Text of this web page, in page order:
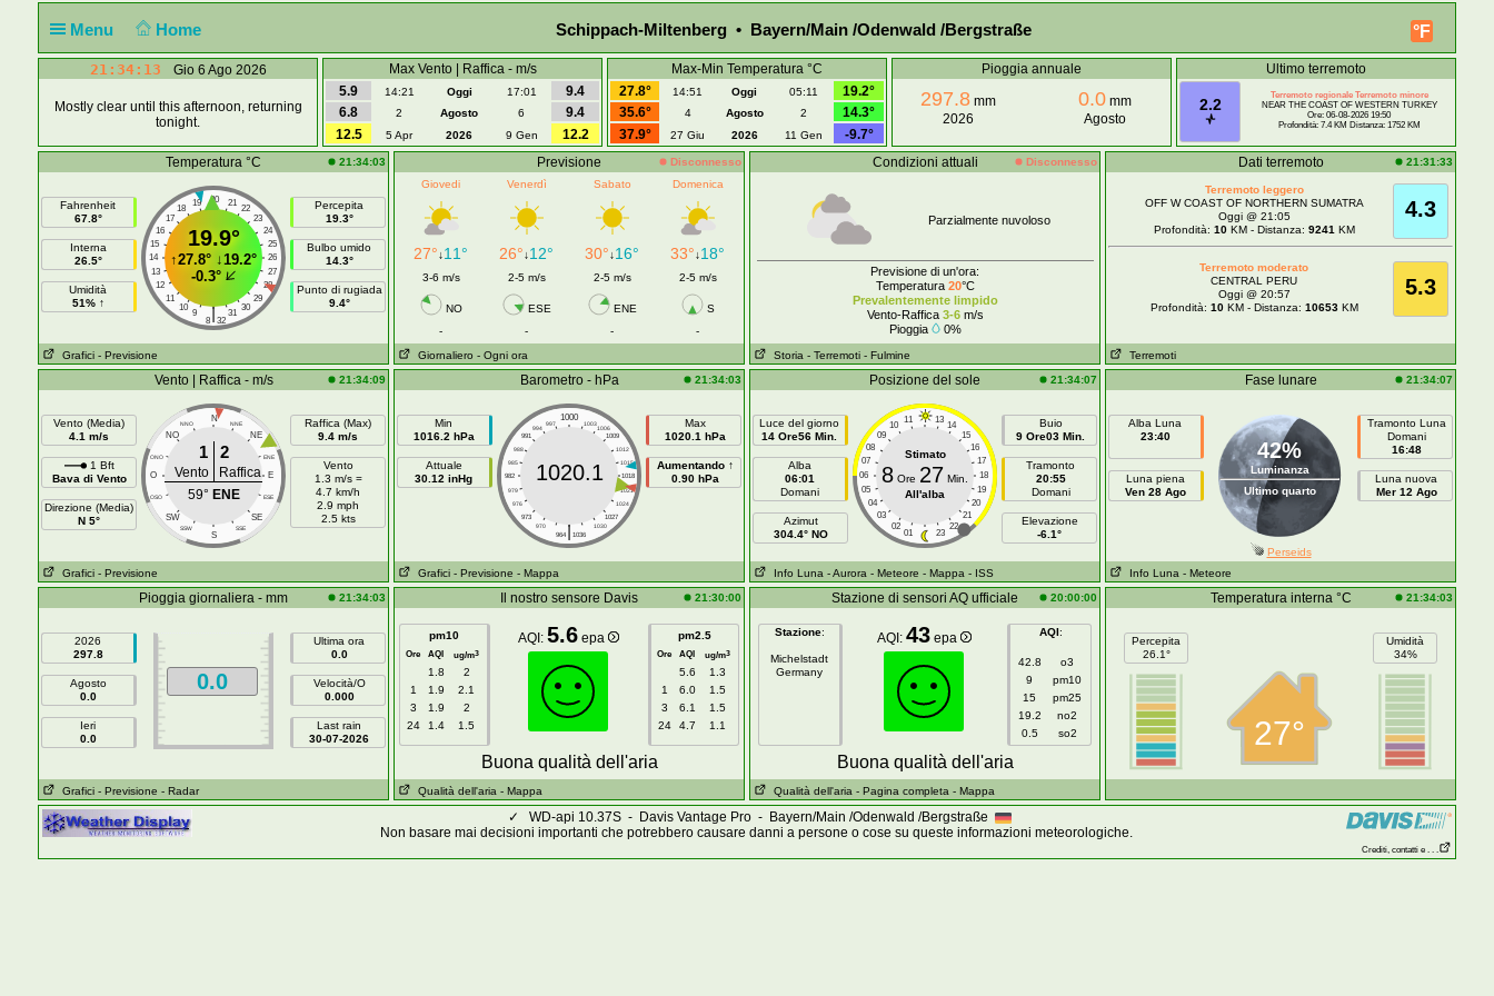
Menu Home °F
Schippach-Miltenberg • Bayern/Main /Odenwald /Bergstraße
21:34:13 Gio 6 Ago 2026
Mostly clear until this afternoon, returning
tonight.
Max Vento | Raffica - m/s
5.9
14:21 Oggi 17:01
9.4
6.8
2 Agosto 6
9.4
12.5
5 Apr 2026 9 Gen 12.2
Max-Min Temperatura °C
27.8°
14:51 Oggi 05:11
19.2°
35.6°
4 Agosto 2
14.3°
37.9°
27 Giu 2026 11 Gen -9.7°
Pioggia annuale
297.8 mm
2026
0.0 mm
Agosto
Ultimo terremoto
2.2
Terremoto regionale Terremoto minore
NEAR THE COAST OF WESTERN TURKEY
Ore: 06-08-2026 19:50
Profondità: 7.4 KM Distanza: 1752 KM
Temperatura °C 21:34:03
Fahrenheit
67.8°
Interna
26.5°
Umidità
51% ↑
20
19 21
18
22
17
23
16
24
15
25
14
26
13
27
12
28
11
29
10
30
9 31
|
8 32
19.9°
↑27.8° ↓19.2°
-0.3°
Percepita
19.3°
Bulbo umido
14.3°
Punto di rugiada
9.4°
Grafici - Previsione
Previsione
Disconnesso
Giovedi
Venerdì Sabato Domenica
27°↓11° 26°↓12° 30°↓16° 33°↓18°
3-6 m/s 2-5 m/s 2-5 m/s 2-5 m/s
NO ESE ENE
S
-
- -
-
Giornaliero - Ogni ora
Condizioni attuali Disconnesso
Parzialmente nuvoloso
Previsione di un'ora:
Temperatura 20°C
Prevalentemente limpido
Vento-Raffica 3-6m/s
Pioggia
0%
Storia - Terremoti - Fulmine
Dati terremoto 21:31:33
4.3
Terremoto leggero
OFF W COAST OF NORTHERN SUMATRA
Oggi @ 21:05
Profondità: 10KM - Distanza: 9241 KM
5.3
Terremoto moderato
CENTRAL PERU
Oggi @ 20:57
Profondità: 10KM - Distanza: 10653KM
Terremoti
Vento | Raffica - m/s 21:34:09
Vento (Media)
4.1 m/s
1 Bft
Bava di Vento
Direzione (Media)
N 5°
N
NNO NNE
NO NE
ONO ENE
O E
OSO ESE
SW SE
SSW SSE
S
1 2
Vento
Raffica
59° ENE
Raffica (Max)
9.4 m/s
Vento
1.3 m/s =
4.7 km/h
2.9 mph
2.5 kts
Grafici - Previsione
Barometro - hPa 21:34:03
Min
1016.2 hPa
Attuale
30.12 inHg
1000
997 1003
994
1006
991
1009
988
1012
985
1015
982
1018
979
1021
976
1024
973
1027
970
1030
|
964 1036
1020.1
Max
1020.1 hPa
Aumentando ↑
0.90 hPa
Grafici - Previsione - Mappa
Posizione del sole 21:34:07
Luce del giorno
14 Ore56 Min.
Alba
06:01
Domani
Azimut
304.4° NO
11 13
10
14
09
15
08
16
07
17
06
18
05
19
04
20
03
21
02
22
01 23
Stimato
8 Ore 27 Min.
All'alba
Buio
9 Ore03 Min.
Tramonto
20:55
Domani
Elevazione
-6.1°
Info Luna - Aurora - Meteore - Mappa - ISS
Fase lunare 21:34:07
Alba Luna
23:40
Luna piena
Ven 28 Ago
42%
Luminanza
Ultimo quarto
Tramonto Luna
Domani
16:48
Luna nuova
Mer 12 Ago
Perseids
Info Luna - Meteore
Pioggia giornaliera - mm 21:34:03
2026
297.8
Agosto
0.0
Ieri
0.0
0.0
Ultima ora
0.0
Velocità/O
0.000
Last rain
30-07-2026
Grafici - Previsione - Radar
Il nostro sensore Davis 21:30:00
pm10
Ore AQI ug/m3
1.8
2
1
1.9
2.1
3
1.9
2
24
1.4 1.5
AQI: 5.6 epa pm2.5
Ore AQI ug/m3
5.6
1.3
1
6.0
1.5
3
6.1
1.5
24
4.7 1.1
Buona qualità dell'aria
Qualità dell'aria - Mappa
Stazione di sensori AQ ufficiale 20:00:00
Stazione:
Michelstadt
Germany
AQI: 43 epa AQI:
42.8
o3
9
pm10
15
pm25
19.2
no2
0.5
so2
Buona qualità dell'aria
Qualità dell'aria - Pagina completa - Mappa
Temperatura interna °C 21:34:03
Percepita
26.1°
27°
Umidità
34%
✓
WD-api 10.37S - Davis Vantage Pro - Bayern/Main /Odenwald /Bergstraße
Non basare mai decisioni importanti che potrebbero causare danni a persone o cose su queste informazioni meteorologiche.
Crediti, contatti e . . .